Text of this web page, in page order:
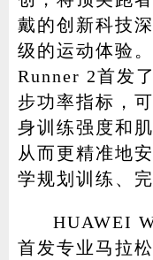
戴的创新科技
级的运动体验
Runner 2首发
步功率指标，
身训练强度和
从而更精准地
学规划训练、完
HUAWEI
首发专业马拉